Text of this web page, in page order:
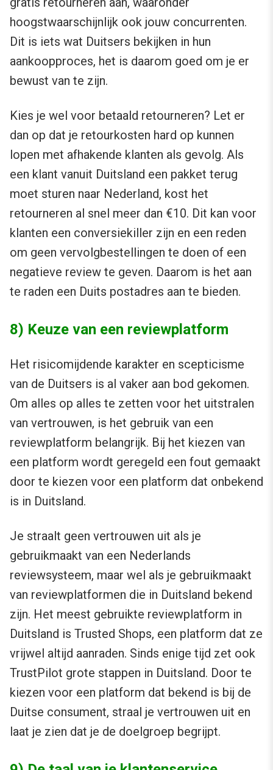
hoogstwaarschijnlijk ook jouw concurrenten.
Dit is iets wat Duitsers bekijken in hun
aankoopproces, het is daarom goed om je er
bewust van te zijn.
Kies je wel voor betaald retourneren? Let er
dan op dat je retourkosten hard op kunnen
lopen met afhakende klanten als gevolg. Als
een klant vanuit Duitsland een pakket terug
moet sturen naar Nederland, kost het
retourneren al snel meer dan €10. Dit kan voor
klanten een conversiekiller zijn en een reden
om geen vervolgbestellingen te doen of een
negatieve review te geven. Daarom is het aan
te raden een Duits postadres aan te bieden.
8) Keuze van een reviewplatform
Het risicomijdende karakter en scepticisme
van de Duitsers is al vaker aan bod gekomen.
Om alles op alles te zetten voor het uitstralen
van vertrouwen, is het gebruik van een
reviewplatform belangrijk. Bij het kiezen van
een platform wordt geregeld een fout gemaakt
door te kiezen voor een platform dat onbekend
is in Duitsland.
Je straalt geen vertrouwen uit als je
gebruikmaakt van een Nederlands
reviewsysteem, maar wel als je gebruikmaakt
van reviewplatformen die in Duitsland bekend
zijn. Het meest gebruikte reviewplatform in
Duitsland is Trusted Shops, een platform dat ze
vrijwel altijd aanraden. Sinds enige tijd zet ook
TrustPilot grote stappen in Duitsland. Door te
kiezen voor een platform dat bekend is bij de
Duitse consument, straal je vertrouwen uit en
laat je zien dat je de doelgroep begrijpt.